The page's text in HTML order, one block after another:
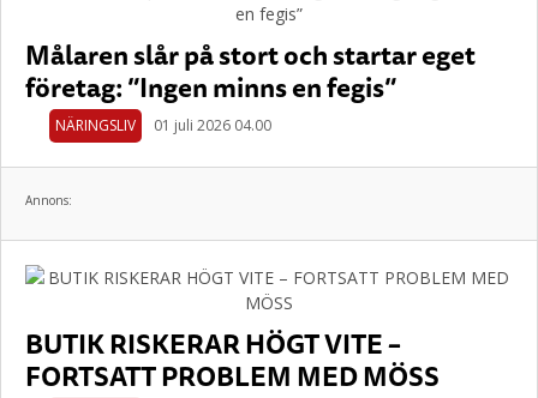
Målaren slår på stort och startar eget
företag: ”Ingen minns en fegis”
NÄRINGSLIV 01 juli 2026 04.00
Annons:
BUTIK RISKERAR HÖGT VITE –
FORTSATT PROBLEM MED MÖSS